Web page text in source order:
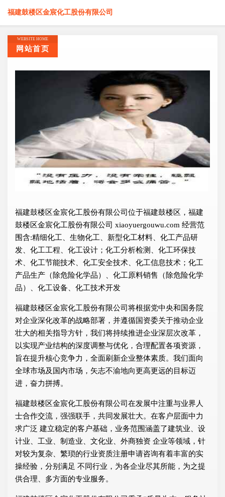
福建鼓楼区金宸化工股份有限公司
WEBSITE HOME
网站首页
福建鼓楼区金宸化工股份有限公司位于福建鼓楼区，福建
鼓楼区金宸化工股份有限公司 xiaoyuergouwu.com 经营范
围含:精细化工、生物化工、新型化工材料、化工产品研
发、化工工程、化工设计；化工分析检测、化工环保技
术、化工节能技术、化工安全技术、化工信息技术；化工
产品生产（除危险化学品）、化工原料销售（除危险化学
品）、化工设备、化工技术开发
福建鼓楼区金宸化工股份有限公司将根据党中央和国务院
对企业深化改革的战略部署，并遵循国资委关于推动企业
壮大的相关指导方针，我们将持续推进企业深层次改革，
以实现产业结构的深度调整与优化，合理配置各项资源，
旨在提升核心竞争力，全面刷新企业整体素质。我们面向
全球市场及国内市场，矢志不渝地向更高更远的目标迈
进，奋力拼搏。
福建鼓楼区金宸化工股份有限公司在发展中注重与业界人
士合作交流，强强联手，共同发展壮大。在客户层面中力
求广泛 建立稳定的客户基础，业务范围涵盖了建筑业、设
计业、工业、制造业、文化业、外商独资 企业等领域，针
对较为复杂、繁琐的行业资质注册申请咨询有着丰富的实
操经验，分别满足 不同行业，为各企业尽其所能，为之提
供合理、多方面的专业服务。